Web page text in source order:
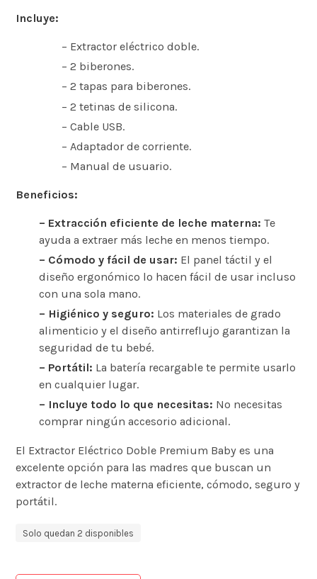
Incluye:
– Extractor eléctrico doble.
– 2 biberones.
– 2 tapas para biberones.
– 2 tetinas de silicona.
– Cable USB.
– Adaptador de corriente.
– Manual de usuario.
Beneficios:
– Extracción eficiente de leche materna: Te
ayuda a extraer más leche en menos tiempo.
– Cómodo y fácil de usar: El panel táctil y el
diseño ergonómico lo hacen fácil de usar incluso
con una sola mano.
– Higiénico y seguro: Los materiales de grado
alimenticio y el diseño antirreflujo garantizan la
seguridad de tu bebé.
– Portátil: La batería recargable te permite usarlo
en cualquier lugar.
– Incluye todo lo que necesitas: No necesitas
comprar ningún accesorio adicional.
El Extractor Eléctrico Doble Premium Baby es una
excelente opción para las madres que buscan un
extractor de leche materna eficiente, cómodo, seguro y
portátil.
Solo quedan 2 disponibles